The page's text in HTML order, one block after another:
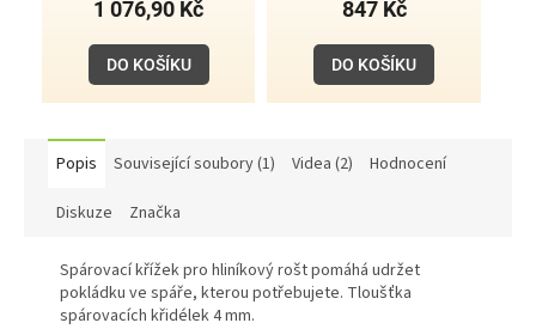
1 076,90 Kč
DO KOŠÍKU
847 Kč
DO KOŠÍKU
Popis Související soubory (1) Videa (2) Hodnocení
Diskuze Značka
Spárovací křížek pro hliníkový rošt pomáhá udržet
pokládku ve spáře, kterou potřebujete. Tloušťka
spárovacích křidélek 4 mm.